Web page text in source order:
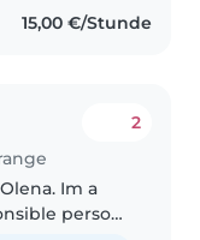
15,00 €/Stunde
2
Im a
person,